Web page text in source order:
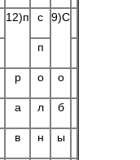
12)п с 9)С
п
р о о
а л б
в н ы